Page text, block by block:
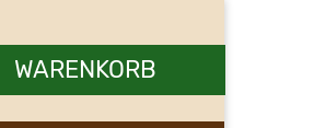
WARENKORB
Ihr Warenkorb ist leer.